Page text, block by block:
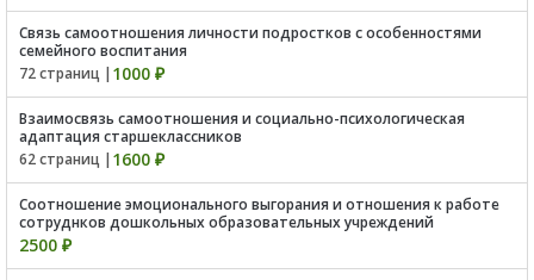
Связь самоотношения личности подростков с особенностями
семейного воспитания
72 страниц | 1000 ₽
Взаимосвязь самоотношения и социально-психологическая
адаптация старшеклассников
62 страниц | 1600 ₽
Соотношение эмоционального выгорания и отношения к работе
сотруднков дошкольных образовательных учреждений
2500 ₽